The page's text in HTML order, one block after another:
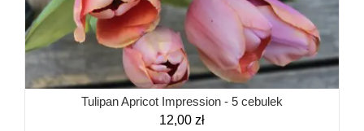
Tulipan Apricot Impression - 5 cebulek
12,00 zł